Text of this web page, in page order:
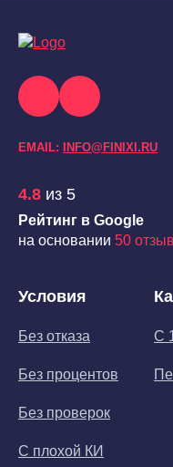
EMAIL: INFO@FINIXI.RU
4.8 из 5
Рейтинг в Google
на основании 50
Условия
Без отказа
Без процентов
Без проверок
С плохой КИ
С